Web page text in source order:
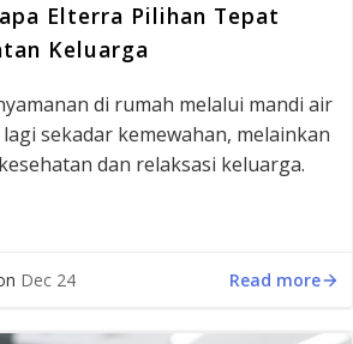
Elterra Pilihan Tepat
Keluarga
di rumah melalui mandi air
sekadar kemewahan, melainkan
dan relaksasi keluarga.
Dec 24 Read more